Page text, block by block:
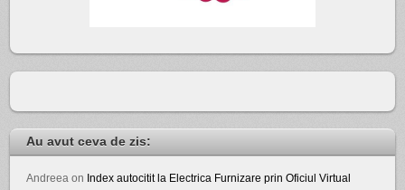
Au avut ceva de zis:
Andreea on Index autocitit la Electrica Furnizare prin Oficiul Virtual